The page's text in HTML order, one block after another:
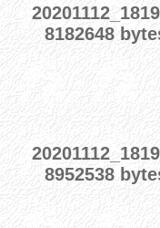
8182648
8952538